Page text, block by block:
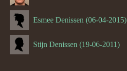
Esmee Denissen (06-04-2015)
Stijn Denissen (19-06-2011)